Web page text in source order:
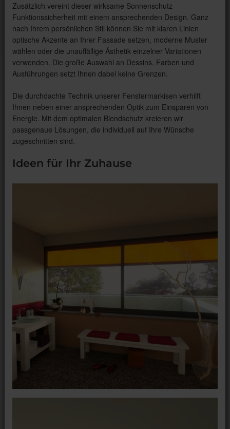
Zusätzlich vereint dieser wirksame Sonnenschutz
Funktionssicherheit mit einem ansprechenden Design. Ganz
nach Ihrem persönlichen Stil können Sie mit klaren Linien
optische Akzente an Ihrer Fassade setzen, moderne Muster
wählen oder die unauffällige Ästhetik einzelner Variationen
verwenden. Die große Auswahl an Dessins, Farben und
Ausführungen setzt Ihnen dabei keine Grenzen.
Die durchdachte Technik unserer Fenstermarkisen verhilft
Ihnen neben einer ansprechenden Optik zum Einsparen von
Energie. Mit dem optimalen Blendschutz kreieren wir
passgenaue Lösungen, die individuell auf Ihre Wünsche
zugeschnitten sind.
Ideen für Ihr Zuhause